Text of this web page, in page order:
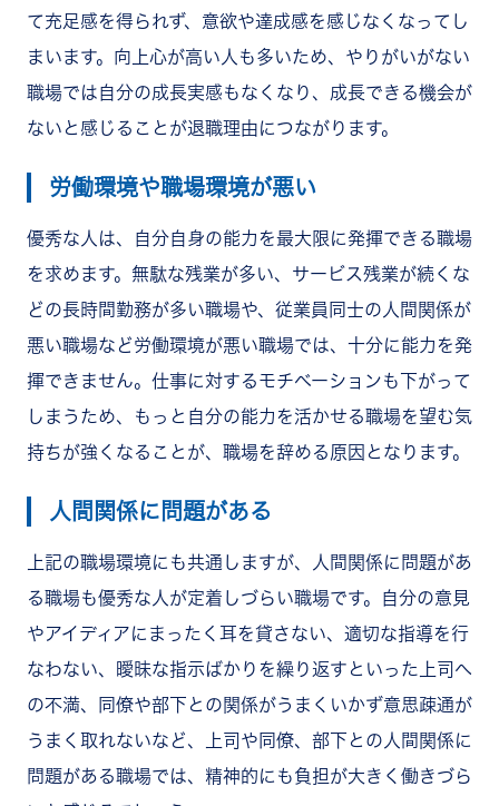
て充足感を得られず、意欲や達成感を感じなくなってし
まいます。向上心が高い人も多いため、やりがいがない
職場では自分の成長実感もなくなり、成長できる機会が
ないと感じることが退職理由につながります。
労働環境や職場環境が悪い
優秀な人は、自分自身の能力を最大限に発揮できる職場
を求めます。無駄な残業が多い、サービス残業が続くな
どの長時間勤務が多い職場や、従業員同士の人間関係が
悪い職場など労働環境が悪い職場では、十分に能力を発
揮できません。仕事に対するモチベーションも下がって
しまうため、もっと自分の能力を活かせる職場を望む気
持ちが強くなることが、職場を辞める原因となります。
人間関係に問題がある
上記の職場環境にも共通しますが、人間関係に問題があ
る職場も優秀な人が定着しづらい職場です。自分の意見
やアイディアにまったく耳を貸さない、適切な指導を行
なわない、曖昧な指示ばかりを繰り返すといった上司へ
の不満、同僚や部下との関係がうまくいかず意思疎通が
うまく取れないなど、上司や同僚、部下との人間関係に
問題がある職場では、精神的にも負担が大きく働きづら